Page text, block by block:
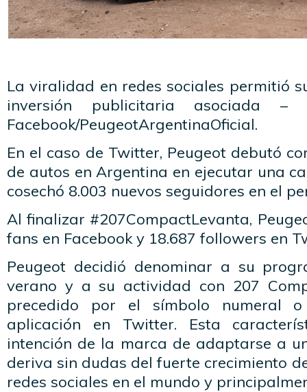
La viralidad en redes sociales permitió
inversión publicitaria asociada
Facebook/PeugeotArgentinaOficial.
En el caso de Twitter, Peugeot debutó
de autos en Argentina en ejecutar una
cosechó 8.003 nuevos seguidores en el
Al finalizar #207CompactLevanta,
fans en Facebook y 18.687 followers en
Peugeot decidió denominar a su
verano y a su actividad con 207
precedido por el símbolo numeral
aplicación en Twitter. Esta
intención de la marca de adaptarse a
deriva sin dudas del fuerte crecimiento
redes sociales en el mundo y